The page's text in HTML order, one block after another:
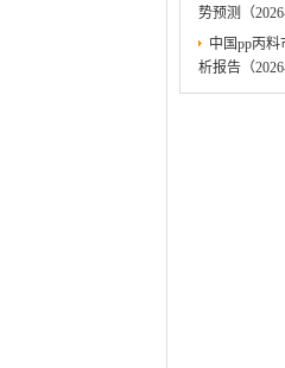
势预测（
中国pp丙
析报告（